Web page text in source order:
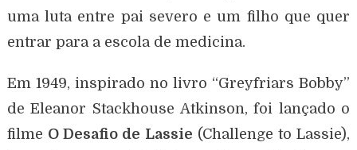
uma luta entre pai severo e um filho que quer
entrar para a escola de medicina.
Em 1949, inspirado no livro “Greyfriars Bobby”
de Eleanor Stackhouse Atkinson, foi lançado o
filme O Desafio de Lassie (Challenge to Lassie),